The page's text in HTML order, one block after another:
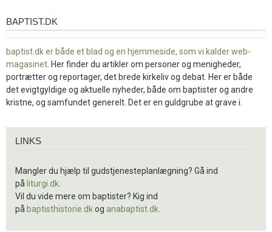
baptist.dk
BAPTIST.DK
baptist.dk er både et blad og en hjemmeside, som vi kalder web-
magasinet . Her finder du artikler om personer og menigheder,
portrætter og reportager, det brede kirkeliv og debat. Her er både
det evigtgyldige og aktuelle nyheder, både om baptister og andre
kristne, og samfundet generelt. Det er en guldgrube at grave i.
LINKS
Mangler du hjælp til gudstjenesteplanlægning? Gå ind
på liturgi.dk
Vil du vide mere om baptister? Kig ind
på baptisthistorie.dkog anabaptist.dk